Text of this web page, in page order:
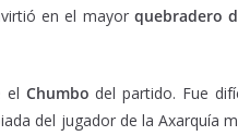
en el mayorquebradero
el Chumbo del partido. Fue
del jugador de la Axarquía